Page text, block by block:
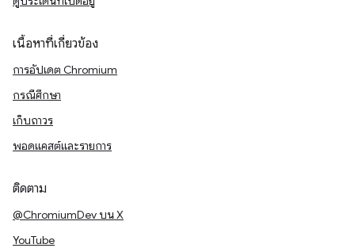
เนื้อหาที่เกี่ยวข้อง
การอัปเดต Chromium
กรณีศึกษา
เก็บถาวร
พอดแคสต์และรายการ
ติดตาม
@ChromiumDev บน X
YouTube